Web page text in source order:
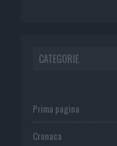
CATEGORIE
Prima pagina
Cronaca